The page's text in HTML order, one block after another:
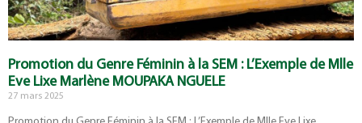
Promotion du Genre Féminin à la SEM : L’Exemple de Mlle
Eve Lixe Marlène MOUPAKA NGUELE
27 mars 2025